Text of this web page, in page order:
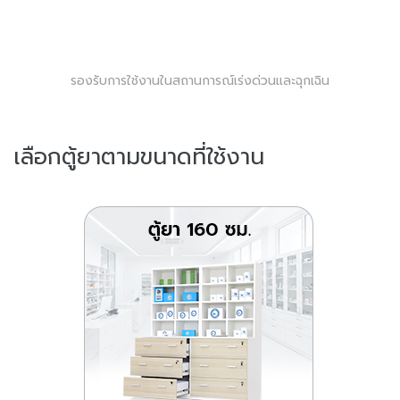
รองรับการใช้งานในสถานการณ์เร่งด่วนและฉุกเฉิน
เลือกตู้ยาตามขนาดที่ใช้งาน